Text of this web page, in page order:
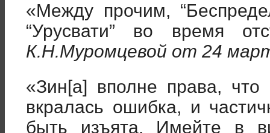
«Между прочим,
“Урусвати” во время
К.Н.Муромцевой от 24
«Зин[а] вполне права,
вкралась ошибка, и
быть изъята. Имейте в